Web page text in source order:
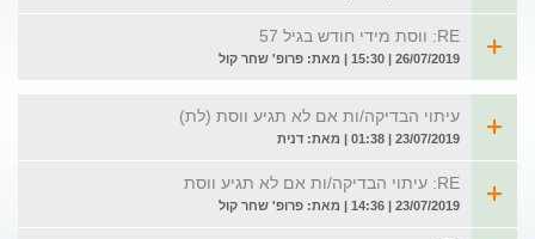
RE: ווסת מידי חודש בגיל 57
26/07/2019 | 15:30 | מאת: פרופ' שחר קול
עיתוי הבדיקה/ות אם לא תגיע ווסת (לת)
23/07/2019 | 01:38 | מאת: דנית
RE: עיתוי הבדיקה/ות אם לא תגיע ווסת
23/07/2019 | 14:36 | מאת: פרופ' שחר קול